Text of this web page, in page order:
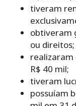
tiveram
obtiveram
ou direitos;
realizaram
R$ 40 mil;
tiveram
possuíam